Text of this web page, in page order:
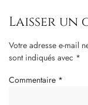
Laisser un
Votre adresse e-mail
sont indiqués avec *
Commentaire *